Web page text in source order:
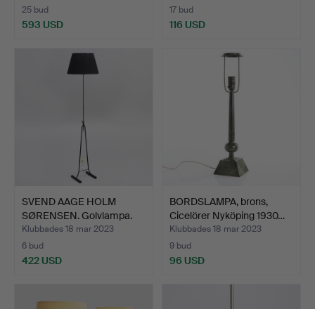
25 bud
593 USD
17 bud
116 USD
SVEND AAGE HOLM
SØRENSEN. Golvlampa.
Model…
Klubbades 18 mar 2023
6 bud
422 USD
BORDSLAMPA, brons,
Cicelörer Nyköping 1930…
Klubbades 18 mar 2023
9 bud
96 USD